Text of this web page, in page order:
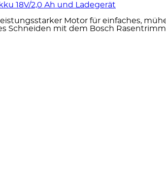
18V/2,0 Ah und Ladegerät
Motor für einfaches,
Schneiden mit dem Bosch